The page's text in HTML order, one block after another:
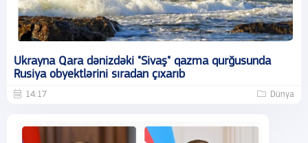
Ukrayna Qara dənizdəki "Sivaş" qazma qurğusunda
Rusiya obyektlərini sıradan çıxarıb
14:17 Dünya